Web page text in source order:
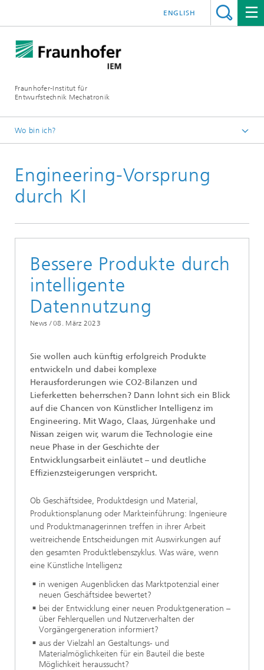
Fraunhofer-Institut für
Entwurfstechnik Mechatronik
ENGLISH
Wo bin ich?
Newsroom
Presse und News
Engineering-Vorsprung
durch KI
Bessere Produkte durch
intelligente
Datennutzung
News / 08. März 2023
Sie wollen auch künftig erfolgreich Produkte
entwickeln und dabei komplexe
Herausforderungen wie CO2-Bilanzen und
Lieferketten beherrschen? Dann lohnt sich ein Blick
auf die Chancen von Künstlicher Intelligenz im
Engineering. Mit Wago, Claas, Jürgenhake und
Nissan zeigen wir, warum die Technologie eine
neue Phase in der Geschichte der
Entwicklungsarbeit einläutet – und deutliche
Effizienzsteigerungen verspricht.
Ob Geschäftsidee, Produktdesign und Material,
Produktionsplanung oder Markteinführung: Ingenieure
und Produktmanagerinnen treffen in ihrer Arbeit
weitreichende Entscheidungen mit Auswirkungen auf
den gesamten Produktlebenszyklus. Was wäre, wenn
eine Künstliche Intelligenz
in wenigen Augenblicken das Marktpotenzial einer
neuen Geschäftsidee bewertet?
bei der Entwicklung einer neuen Produktgeneration –
über Fehlerquellen und Nutzerverhalten der
Vorgängergeneration informiert?
aus der Vielzahl an Gestaltungs- und
Materialmöglichkeiten für ein Bauteil die beste
Möglichkeit heraussucht?